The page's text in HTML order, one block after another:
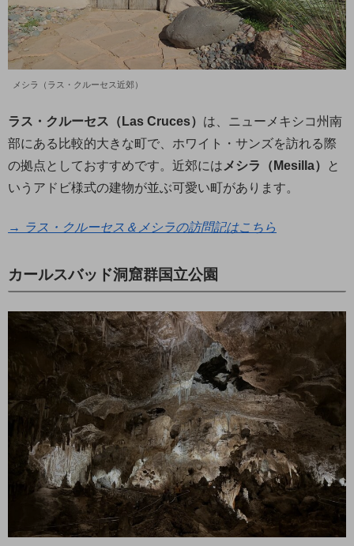
メシラ（ラス・クルーセス近郊）
ラス・クルーセス（Las Cruces） は、ニューメキシコ州南
部にある比較的大きな町で、ホワイト・サンズを訪れる際
の拠点としておすすめです。近郊には メシラ（Mesilla）
と
いうアドビ様式の建物が並ぶ可愛い町があります。
→ ラス・クルーセス＆メシラの訪問記はこちら
カールスバッド洞窟群国立公園